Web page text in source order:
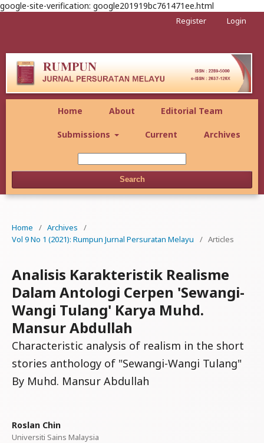
google-site-verification: google201919bc761471ee.html
Home About Editorial Team
Submissions Current Archives
Search
Register Login
Home / Archives
/
Vol 9 No 1 (2021): Rumpun Jurnal Persuratan Melayu
/ Articles
Analisis Karakteristik Realisme
Dalam Antologi Cerpen 'Sewangi-
Wangi Tulang' Karya Muhd.
Mansur Abdullah
Characteristic analysis of realism in the short
stories anthology of "Sewangi-Wangi Tulang"
By Muhd. Mansur Abdullah
Roslan Chin
Universiti Sains Malaysia